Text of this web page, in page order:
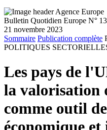
Bulletin Quotidien Europe N°
21 novembre 2023
Sommaire Publication complète
POLITIQUES
Les pays de
la valorisation
comme outil
économique